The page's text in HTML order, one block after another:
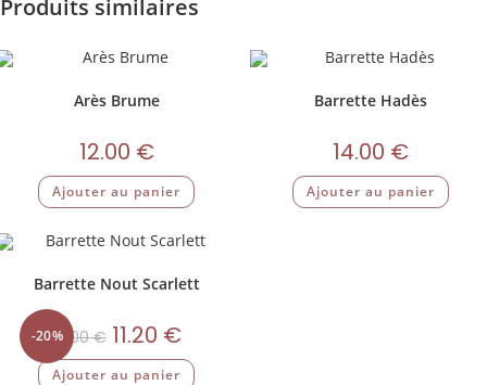
Produits similaires
Arès Brume
12.00 €
Ajouter au panier
Barrette Hadès
14.00 €
Ajouter au panier
-20%
Barrette Nout Scarlett
14.00€ 11.20 €
Ajouter au panier